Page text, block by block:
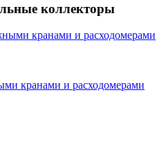
коллекторы
кранами и расходомерами